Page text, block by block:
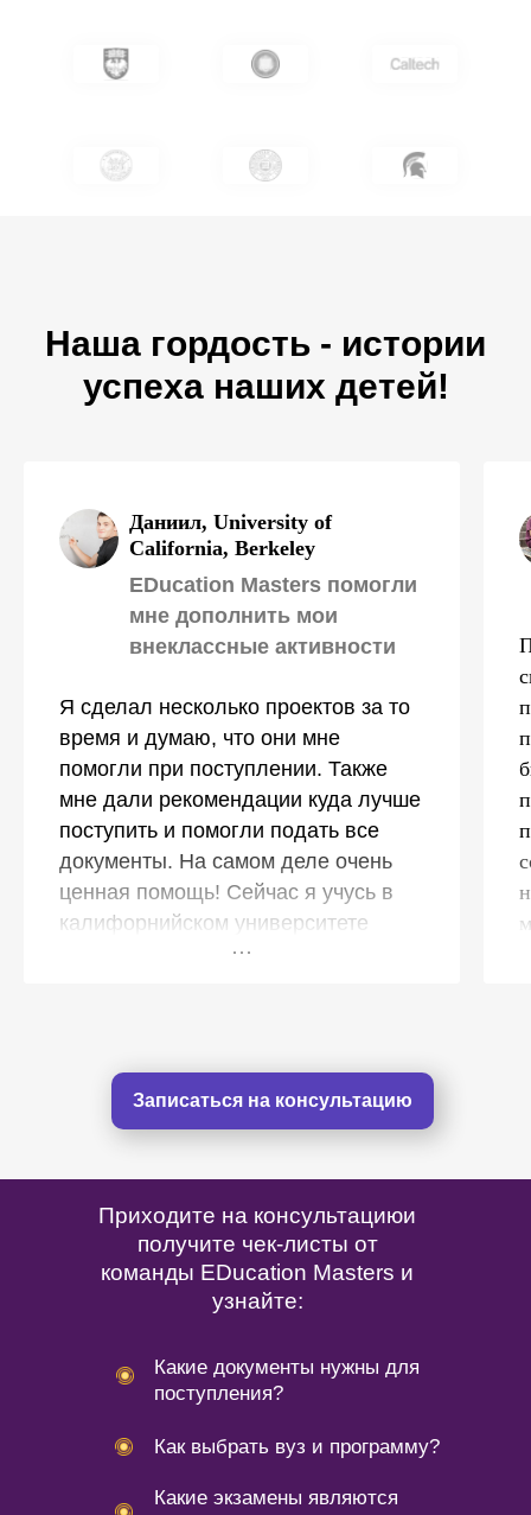
Наша гордость - истории
успеха наших детей!
Даниил, University of
California, Berkeley
EDucation Masters помогли
мне дополнить мои
внеклассные активности
Я сделал несколько проектов за то
время и думаю, что они мне
помогли при поступлении. Также
мне дали рекомендации куда лучше
поступить и помогли подать все
документы. На самом деле очень
ценная помощь! Сейчас я учусь в
калифорнийском университете
Беркли. Изучаю программирование,
моему мнению, предметы, сам
составляю себе расписание.
Записаться на консультацию
Какие документы нужны для
поступления?
Как выбрать вуз и программу?
Какие экзамены являются
Приходите на консультациюи
получите чек-листы от
команды EDucation Masters и
узнайте: